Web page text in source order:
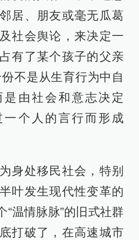
居、朋友或毫无瓜葛
社会舆论，来决定一
有了某个孩子的父亲
不是从生育行为中自
由社会和意志决定
一个人的言行而形成
身处移民社会，特别
叶发生现代性变革的
“温情脉脉”的旧式社群
打破了，在高速城市